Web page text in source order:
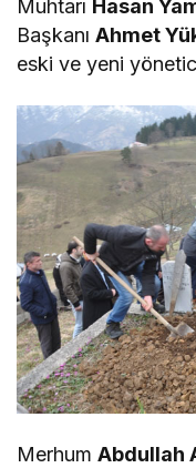
Muhtarı Hasan
BaşkanıAhmet
eski ve yeni
MerhumAbdullah